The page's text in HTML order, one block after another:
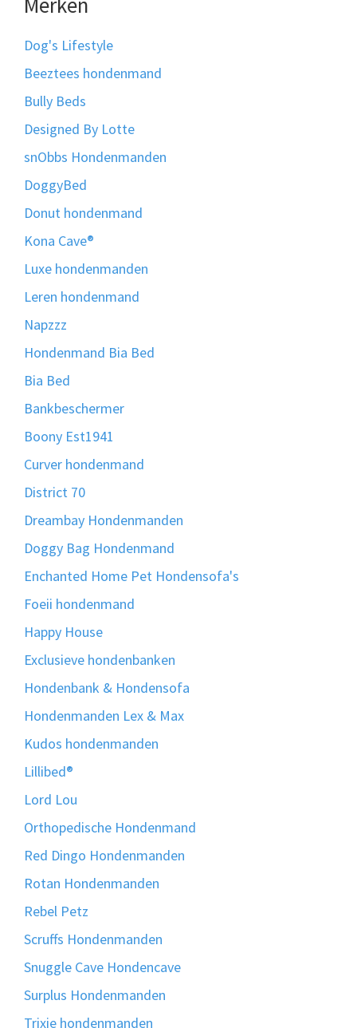
Dog's Lifestyle
Beeztees hondenmand
Bully Beds
Designed By Lotte
snObbs Hondenmanden
DoggyBed
Donut hondenmand
Kona Cave®
Luxe hondenmanden
Leren hondenmand
Napzzz
Hondenmand Bia Bed
Bia Bed
Bankbeschermer
Boony Est1941
Curver hondenmand
District 70
Dreambay Hondenmanden
Doggy Bag Hondenmand
Enchanted Home Pet Hondensofa's
Foeii hondenmand
Happy House
Exclusieve hondenbanken
Hondenbank & Hondensofa
Hondenmanden Lex & Max
Kudos hondenmanden
Lillibed®
Lord Lou
Orthopedische Hondenmand
Red Dingo Hondenmanden
Rotan Hondenmanden
Rebel Petz
Scruffs Hondenmanden
Snuggle Cave Hondencave
Surplus Hondenmanden
Trixie hondenmanden